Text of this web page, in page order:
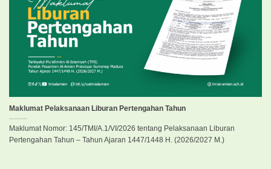
Maklumat Pelaksanaan Liburan Pertengahan Tahun
Maklumat Nomor: 145/TMI/A.1/VI/2026 tentang Pelaksanaan Liburan
Pertengahan Tahun – Tahun Ajaran 1447/1448 H. (2026/2027 M.)